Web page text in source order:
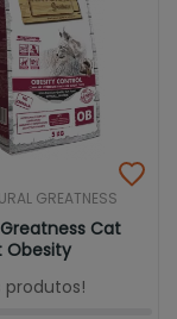
GREATNESS
Cat
Obesity
produtos!